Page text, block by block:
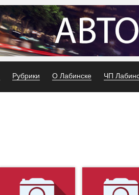
Рубрики О Лабинске ЧП